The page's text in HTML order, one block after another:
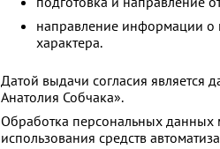
направление информации о
характера.
Датой выдачи согласия
Анатолия Собчака».
Обработка персональных данных
использования средств